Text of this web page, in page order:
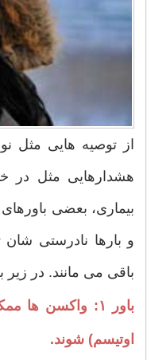
از توصیه هایی مثل
هشدارهایی مثل در
بیماری، بعضی
و بارها نادرستی
باقی می مانند. در زیر به ۱۰ مورد از آنها اشاره می
باور ۱: واکسن
اوتیسم) شوند.